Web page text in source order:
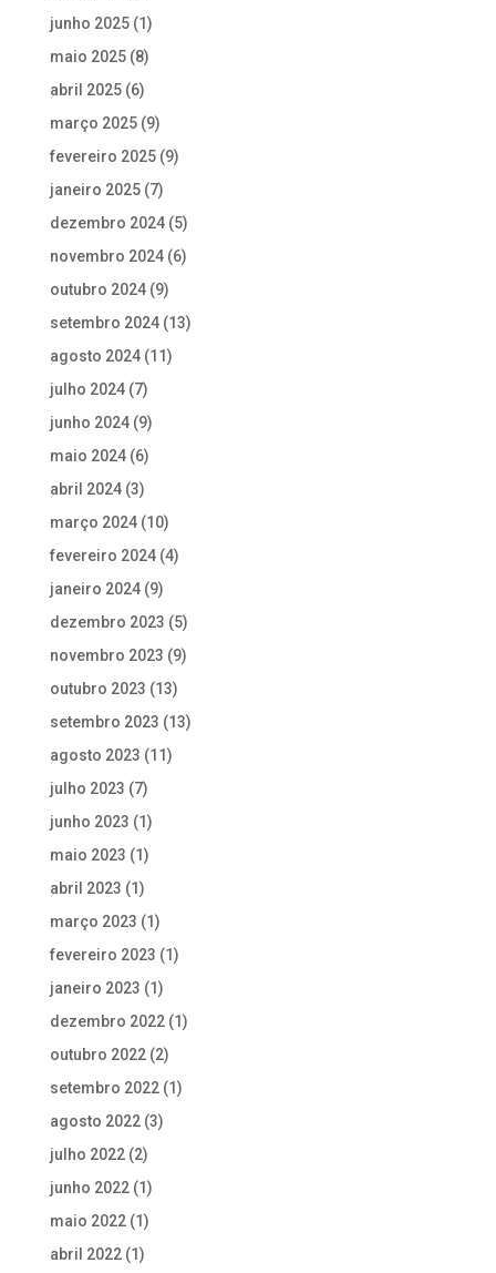
junho 2025(1)
maio 2025(8)
abril 2025(6)
março 2025(9)
fevereiro 2025(9)
janeiro 2025(7)
dezembro 2024(5)
novembro 2024(6)
outubro 2024(9)
setembro 2024(13)
agosto 2024(11)
julho 2024(7)
junho 2024(9)
maio 2024(6)
abril 2024(3)
março 2024(10)
fevereiro 2024(4)
janeiro 2024(9)
dezembro 2023 (5)
novembro 2023 (9)
outubro 2023 (13)
setembro 2023 (13)
agosto 2023 (11)
julho 2023 (7)
junho 2023 (1)
maio 2023 (1)
abril 2023 (1)
março 2023 (1)
fevereiro 2023 (1)
janeiro 2023 (1)
dezembro 2022(1)
outubro 2022(2)
setembro 2022(1)
agosto 2022(3)
julho 2022(2)
junho 2022(1)
maio 2022(1)
abril 2022(1)